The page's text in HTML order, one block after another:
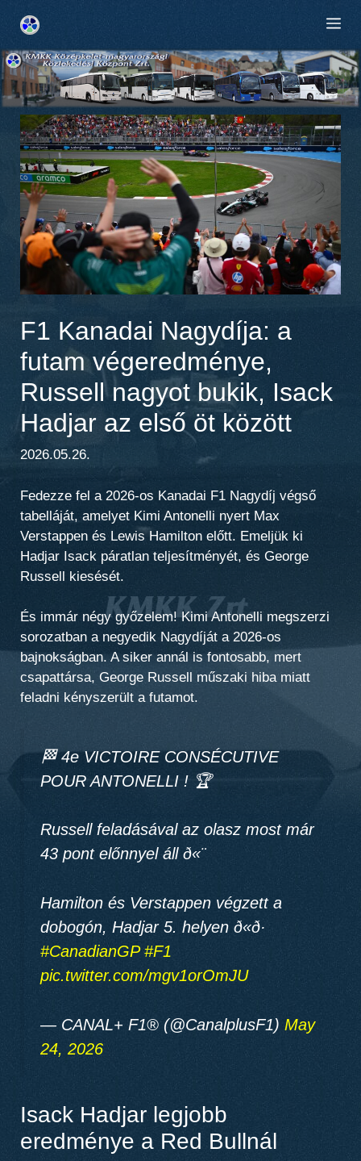
tartalomba
F1 Kanadai Nagydíja: a
futam végeredménye,
Russell nagyot bukik, Isack
Hadjar az első öt között
2026.05.26.
Fedezze fel a 2026-os Kanadai F1 Nagydíj végső
tabelláját, amelyet Kimi Antonelli nyert Max
Verstappen és Lewis Hamilton előtt. Emeljük ki
Hadjar Isack páratlan teljesítményét, és George
Russell kiesését.
És immár négy győzelem! Kimi Antonelli megszerzi
sorozatban a negyedik Nagydíját a 2026-os
bajnokságban. A siker annál is fontosabb, mert
csapattársa, George Russell műszaki hiba miatt
feladni kényszerült a futamot.
🏁 4e VICTOIRE CONSÉCUTIVE
POUR ANTONELLI ! 🏆
Russell feladásával az olasz most már
43 pont előnnyel áll ð«¨
Hamilton és Verstappen végzett a
dobogón, Hadjar 5. helyen ð«ð·
#CanadianGP #F1
pic.twitter.com/mgv1orOmJU
— CANAL+ F1® (@CanalplusF1) May
24, 2026
Isack Hadjar legjobb
eredménye a Red Bullnál